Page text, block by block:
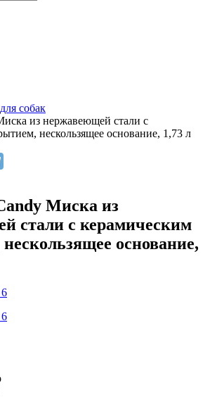
собак
из нержавеющей стали с
нескользящее основание, 1,73 л
Миска из
стали с керамическим
основание,